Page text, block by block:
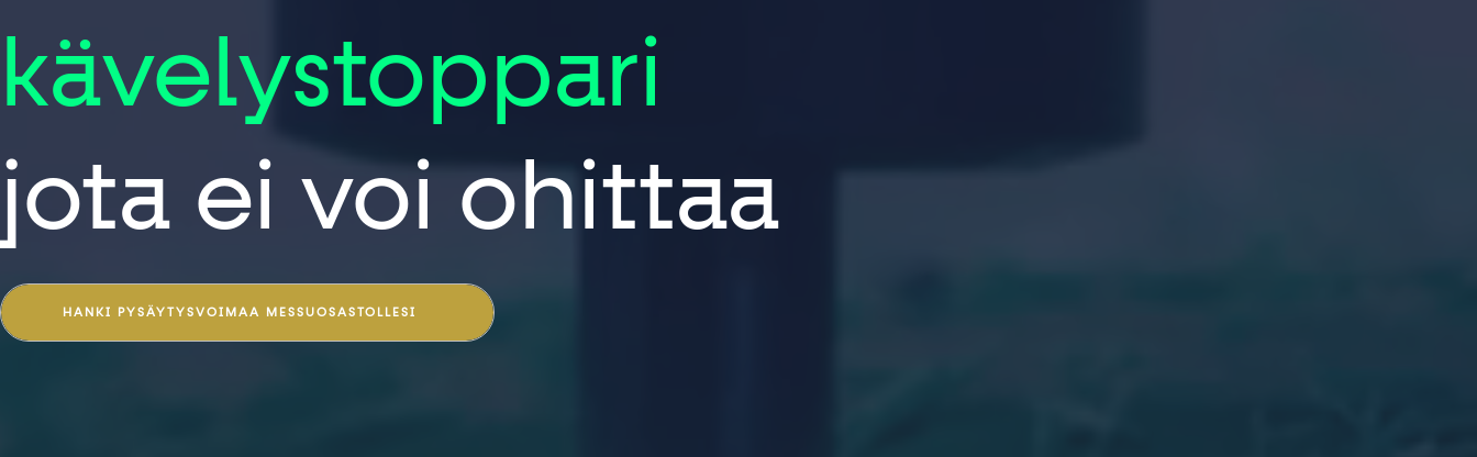
kävelystoppari
jota ei voi ohittaa
HANKI PYSÄYTYSVOIMAA MESSUOSASTOLLESI